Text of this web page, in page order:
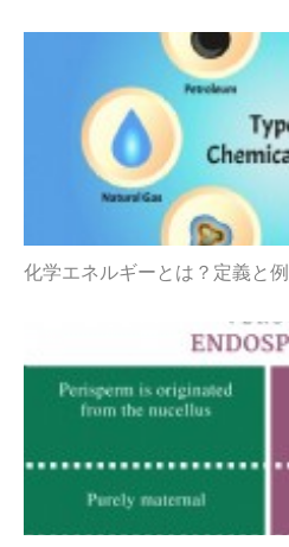
化学エネルギーとは？定義と例